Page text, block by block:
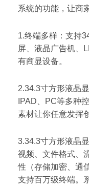
系统的功能，让商
1.终端多样：支持
屏、液晶广告机、
有商显设备。
2.34.3寸方形液晶
IPAD、PC等多种
素材让你任意发挥
3.34.3寸方形液晶
视频、文件格式、
性（存储加密、通
支持百万级终端。